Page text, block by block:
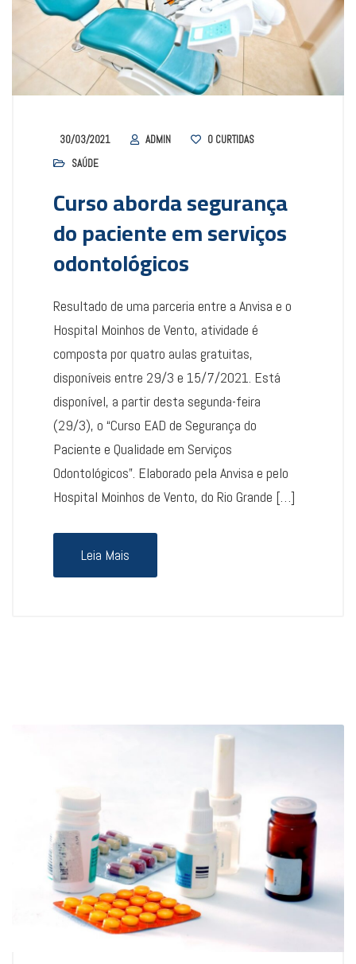
30/03/2021 ADMIN 0 CURTIDAS
SAÚDE
Curso aborda segurança
do paciente em serviços
odontológicos
Resultado de uma parceria entre a Anvisa e o
Hospital Moinhos de Vento, atividade é
composta por quatro aulas gratuitas,
disponíveis entre 29/3 e 15/7/2021. Está
disponível, a partir desta segunda-feira
(29/3), o “Curso EAD de Segurança do
Paciente e Qualidade em Serviços
Odontológicos”. Elaborado pela Anvisa e pelo
Hospital Moinhos de Vento, do Rio Grande […]
Leia Mais